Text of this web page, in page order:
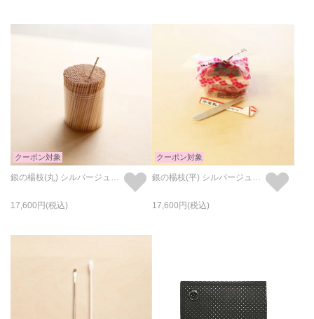
クーポン対象
銀の楊枝(丸) シルバージュビリー
17,600
クーポン対象
銀の楊枝(平) シルバージュビリー
17,600